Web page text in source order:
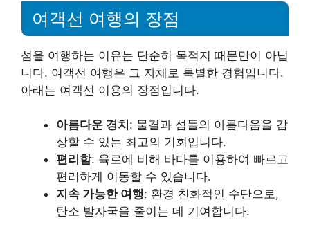
여객선 여행의 장점
섬을 여행하는 이유는 단순히 목적지 때문만이 아닙
니다. 여객선 여행은 그 자체로 특별한 경험입니다.
아래는 여객선 이용의 장점입니다.
아름다운 경치 : 물결과 섬들의 아름다움을 감
상할 수 있는 최고의 기회입니다.
편리함: 육로에 비해 바다를 이용하여 빠르고
편리하게 이동할 수 있습니다.
지속 가능한 여행: 환경 친화적인 수단으로,
탄소 발자국을 줄이는 데 기여합니다.